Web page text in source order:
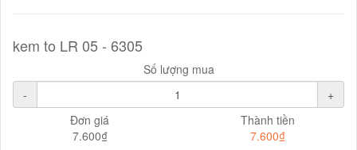
kem to LR 05 - 6305
Số lượng mua
-
+
Đơn giá
7.600₫
Thành tiền
7.600₫